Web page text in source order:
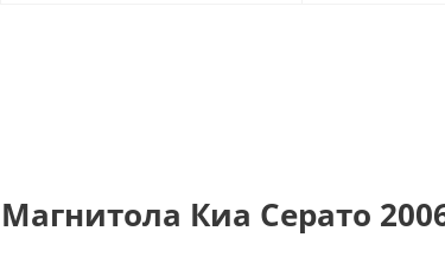
Магнитола Киа Серато